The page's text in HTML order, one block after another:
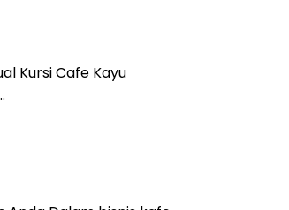
Kursi Cafe Kayu